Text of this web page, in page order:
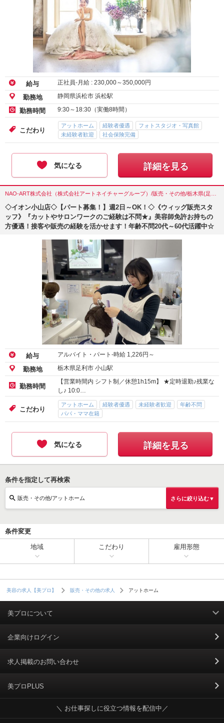
給与 正社員-月給 : 230,000～350,000円
勤務地 静岡県浜松市 浜松駅
勤務時間 9:30～18:30（実働8時間）
こだわり
アットホーム 経験者優遇
フォトスタジオ・写真館
未経験者歓迎
社会保険完備
気になる 詳細を見る
◇イオン小山店◇【パート募集！】週2日～OK！◇《ウィッグ販売スタ
ッフ》『カットやサロンワークのご経験は不問★』美容師免許お持ちの
方優遇！接客や販売の経験を活かせます！年齢不問20代～60代活躍中☆
給与 アルバイト・パート-時給 1,226 円～
勤務地 栃木県足利市 小山駅
勤務時間
【営業時間内 シフト制／休憩1h15m】 ★定時退勤♪残業な
し♪ 10:0…
こだわり
アットホーム 経験者優遇 未経験者歓迎
年齢不問
パパ・ママ在籍
気になる 詳細を見る
条件を指定して再検索
販売・その他/アットホーム さらに絞り込む▼
条件変更
地域 こだわり 雇用形態
美容の求人【美プロ】 販売・その他の求人 アットホーム
美プロについて
利用規約
掲載規約
個人情報保護ポリシー
個人情報のお取り扱いについて
企業向けログイン
求人掲載のお問い合わせ
美プロPLUS
＼ お仕事探しに役立つ情報を配信中／